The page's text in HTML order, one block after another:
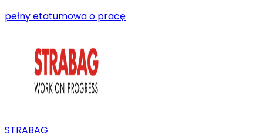
pełny etatumowa o pracę
STRABAG